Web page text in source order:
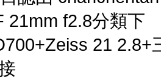
21mm f2.8分類下
21 2.8+